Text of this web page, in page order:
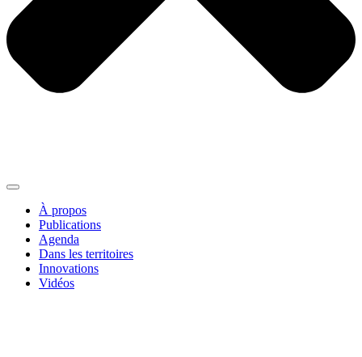
À propos
Publications
Agenda
Dans les territoires
Innovations
Vidéos